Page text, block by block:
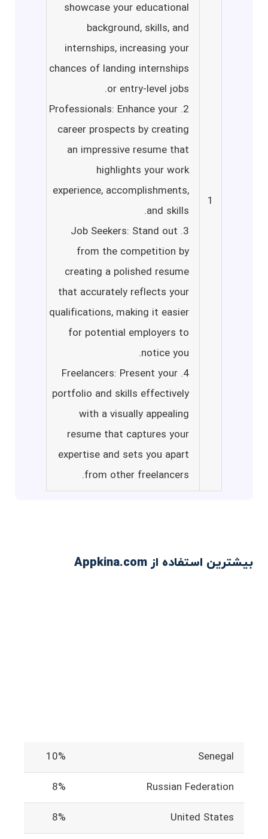
1
showcase your educational
background, skills, and
internships, increasing your
chances of landing internships
or entry-level jobs.
2. Professionals: Enhance your
career prospects by creating
an impressive resume that
highlights your work
experience, accomplishments,
and skills.
3. Job Seekers: Stand out
from the competition by
creating a polished resume
that accurately reflects your
qualifications, making it easier
for potential employers to
notice you.
4. Freelancers: Present your
portfolio and skills effectively
with a visually appealing
resume that captures your
expertise and sets you apart
from other freelancers.
بیشترین استفاده از Appkina.com
Senegal
10%
Russian Federation
8%
United States
8%